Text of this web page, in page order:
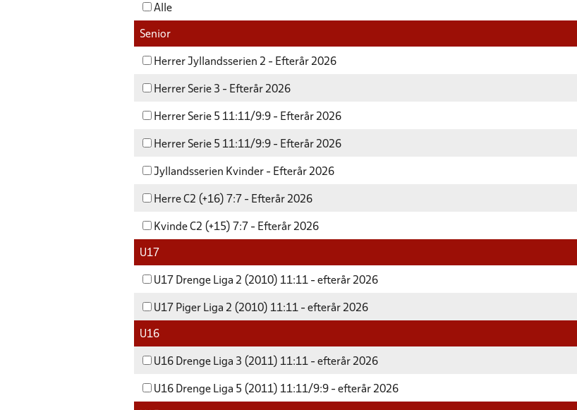
Alle
Senior
Herrer Jyllandsserien 2 - Efterår 2026
Herrer Serie 3 - Efterår 2026
Herrer Serie 5 11:11/9:9 - Efterår 2026
Herrer Serie 5 11:11/9:9 - Efterår 2026
Jyllandsserien Kvinder - Efterår 2026
Herre C2 (+16) 7:7 - Efterår 2026
Kvinde C2 (+15) 7:7 - Efterår 2026
U17
U17 Drenge Liga 2 (2010) 11:11 - efterår 2026
U17 Piger Liga 2 (2010) 11:11 - efterår 2026
U16
U16 Drenge Liga 3 (2011) 11:11 - efterår 2026
U16 Drenge Liga 5 (2011) 11:11/9:9 - efterår 2026